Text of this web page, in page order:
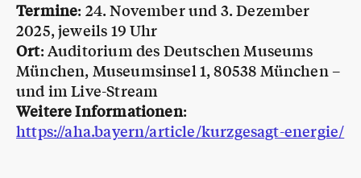
Termine: 24. November und 3. Dezember
2025, jeweils 19 Uhr
Ort: Auditorium des Deutschen Museums
München, Museumsinsel 1, 80538 München –
und im Live-Stream
Weitere Informationen:
https://aha.bayern/article/kurzgesagt-energie/